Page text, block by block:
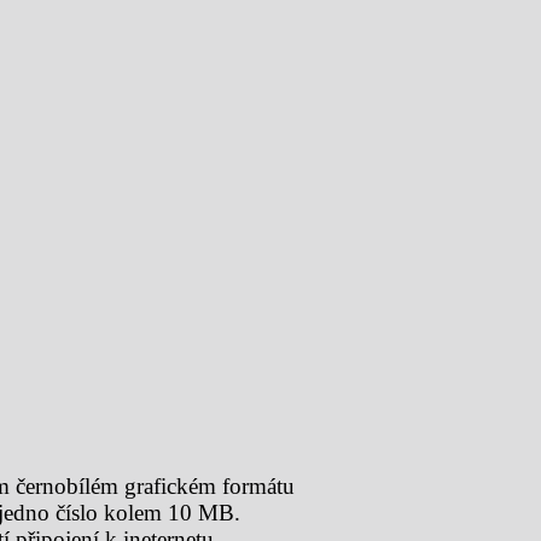
černobílém grafickém formátu
číslo kolem 10 MB.